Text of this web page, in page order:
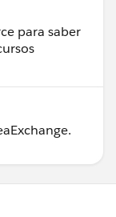
para saber